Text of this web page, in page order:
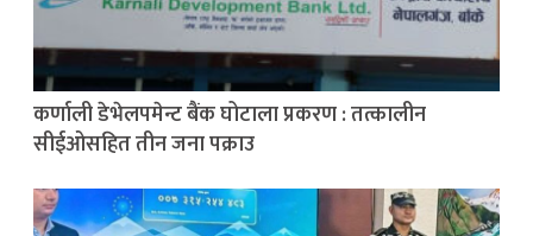
कर्णाली डेभेलपमेन्ट बैंक घोटाला प्रकरण : तत्कालीन
सीईओसहित तीन जना पक्राउ